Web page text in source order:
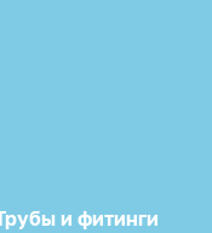
и фитинги